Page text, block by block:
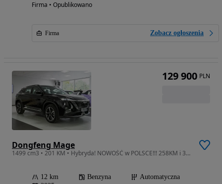
Firma • Opublikowano
Firma Zobacz ogłoszenia
Dongfeng Mage
1499 cm3 • 201 KM • Hybryda! NOWOŚĆ w POLSCE!!! 258KM i 351NM!
12 km Benzyna
Automatyczna
129 900 PLN